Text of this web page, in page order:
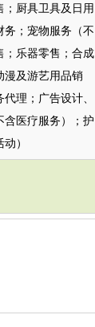
厨具卫具及日用
务；宠物服务（不
；乐器零售；合成
漫及游艺用品销
理；广告设计、
含医疗服务）；护
）